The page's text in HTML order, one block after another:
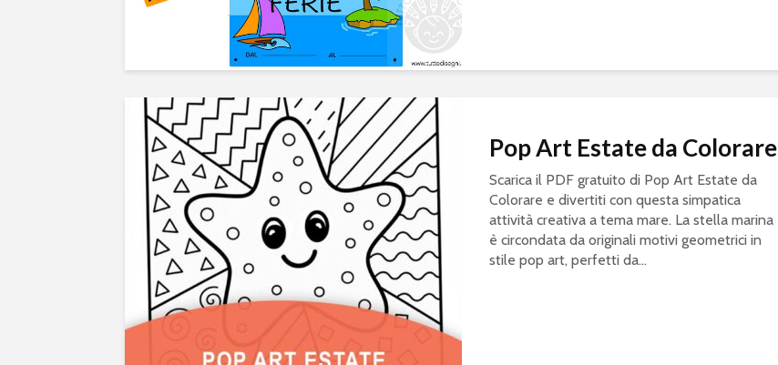
Pop Art Estate da Colorare
Scarica il PDF gratuito di Pop Art Estate da
Colorare e divertiti con questa simpatica
attività creativa a tema mare. La stella marina
è circondata da originali motivi geometrici in
stile pop art, perfetti da...